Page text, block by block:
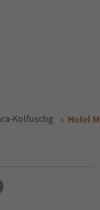
Kolfuschg Hotel